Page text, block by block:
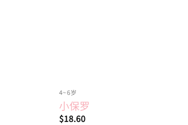
4~6岁
小保罗
$18.60